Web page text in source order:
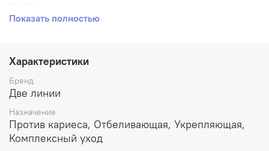
Срок годности:2 года.
Показать полностью
Характеристики
Бренд
Две линии
Назначение
Против кариеса, Отбеливающая, Укрепляющая,
Комплексный уход